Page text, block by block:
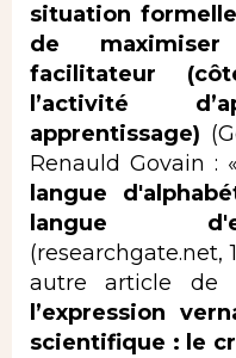
situation
de maximiser
facilitateur
l’activité
apprentissage)
Renauld Govain : «
langue
langue
(researchgate.net,
autre article de
l’expression
scientifique : le